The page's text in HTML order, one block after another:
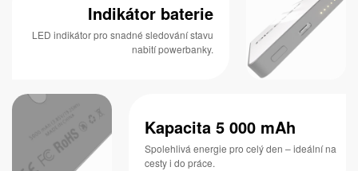
Indikátor baterie
LED indikátor pro snadné sledování stavu
nabití powerbanky.
Kapacita 5 000 mAh
Spolehlivá energie pro celý den – ideální na
cesty i do práce.